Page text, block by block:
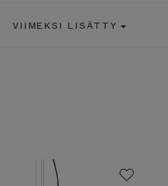
VIIMEKSI LISÄTTY